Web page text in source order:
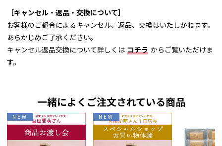
［キャンセル・返品・交換について］
お客様のご都合によるキャンセル、返品、交換はいたしかねます。
あらかじめご了承ください。
キャンセル返品交換について詳しくは コチラ からご覧いただけま
す。
一緒によくご注文されている商品
NEW NEW